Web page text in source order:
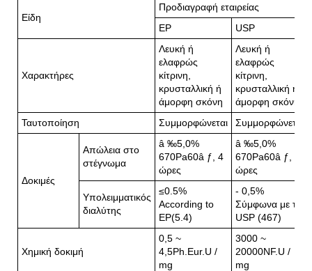
Είδη
Προδιαγραφή εταιρείας
ΕΡ
USP
Χαρακτήρες
Λευκή ή
ελαφρώς
κίτρινη,
κρυσταλλική ή
άμορφη σκόνη
Λευκή ή
ελαφρώς
κίτρινη,
κρυσταλλική ή
άμορφη σκόνη
Ταυτοποίηση
Συμμορφώνεται Συμμορφώνεται
Δοκιμές
Απώλεια στο
στέγνωμα
â ‰5,0%
670Pa60â ƒ, 4
ώρες
â ‰5,0%
670Pa60â ƒ, 4
ώρες
Υπολειμματικός
διαλύτης
≤0.5%
According to
ΕΡ(5.4)
- 0,5%
Σύμφωνα με το
USP (467)
Χημική δοκιμή
0,5 ~
4,5Ph.Eur.U /
mg
3000 ~
20000NF.U /
mg